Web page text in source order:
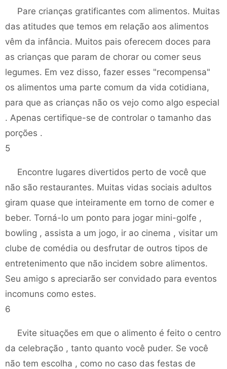
Pare crianças gratificantes com alimentos. Muitas
das atitudes que temos em relação aos alimentos
vêm da infância. Muitos pais oferecem doces para
as crianças que param de chorar ou comer seus
legumes. Em vez disso, fazer esses "recompensa"
os alimentos uma parte comum da vida cotidiana,
para que as crianças não os vejo como algo especial
. Apenas certifique-se de controlar o tamanho das
porções .
5
Encontre lugares divertidos perto de você que
não são restaurantes. Muitas vidas sociais adultos
giram quase que inteiramente em torno de comer e
beber. Torná-lo um ponto para jogar mini-golfe ,
bowling , assista a um jogo, ir ao cinema , visitar um
clube de comédia ou desfrutar de outros tipos de
entretenimento que não incidem sobre alimentos.
Seu amigo s apreciarão ser convidado para eventos
incomuns como estes.
6
Evite situações em que o alimento é feito o centro
da celebração , tanto quanto você puder. Se você
não tem escolha , como no caso das festas de